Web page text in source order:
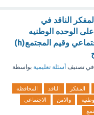
الناقد في
الوحده الوطنيه
والامن الاجتماعي وقيم المجتمع(h)
في تصنيف أسئلة تعليمية بواسطة
المفكر الناقد
المحافظه
والامن
الاجتماعي